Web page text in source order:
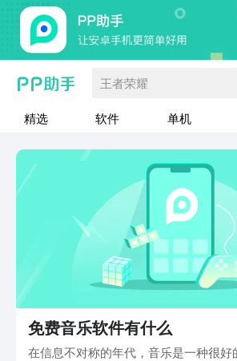
王者荣耀
精选 软件 单机
免费音乐软件有什么
在信息不对称的年代，音乐是一种很好